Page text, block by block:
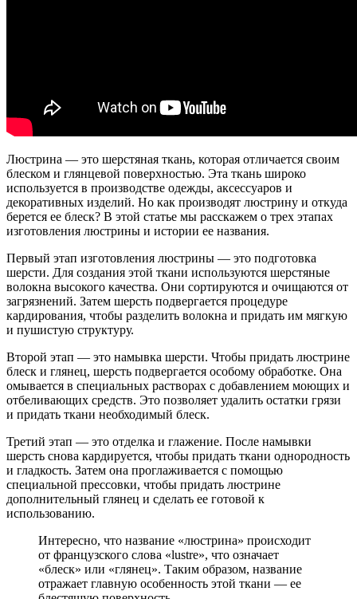
Люстрина — это шерстяная ткань, которая отличается своим
блеском и глянцевой поверхностью. Эта ткань широко
используется в производстве одежды, аксессуаров и
декоративных изделий. Но как производят люстрину и откуда
берется ее блеск? В этой статье мы расскажем о трех этапах
изготовления люстрины и истории ее названия.
Первый этап изготовления люстрины — это подготовка
шерсти. Для создания этой ткани используются шерстяные
волокна высокого качества. Они сортируются и очищаются от
загрязнений. Затем шерсть подвергается процедуре
кардирования, чтобы разделить волокна и придать им мягкую
и пушистую структуру.
Второй этап — это намывка шерсти. Чтобы придать люстрине
блеск и глянец, шерсть подвергается особому обработке. Она
омывается в специальных растворах с добавлением моющих и
отбеливающих средств. Это позволяет удалить остатки грязи
и придать ткани необходимый блеск.
Третий этап — это отделка и глажение. После намывки
шерсть снова кардируется, чтобы придать ткани однородность
и гладкость. Затем она проглаживается с помощью
специальной прессовки, чтобы придать люстрине
дополнительный глянец и сделать ее готовой к
использованию.
Интересно, что название «люстрина» происходит
от французского слова «lustre», что означает
«блеск» или «глянец». Таким образом, название
отражает главную особенность этой ткани — ее